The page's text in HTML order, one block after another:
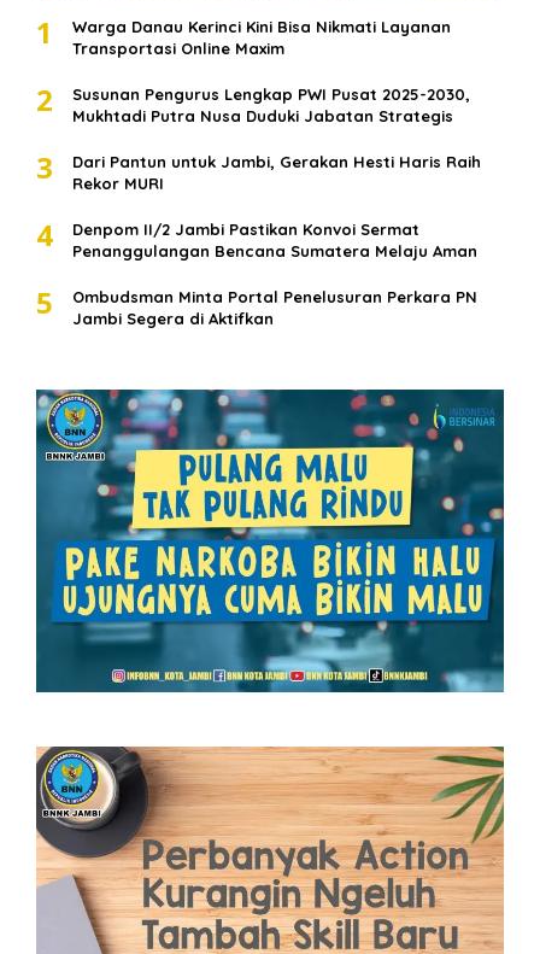
1
Warga Danau Kerinci Kini Bisa Nikmati Layanan
Transportasi Online Maxim
2
Susunan Pengurus Lengkap PWI Pusat 2025-2030,
Mukhtadi Putra Nusa Duduki Jabatan Strategis
3
Dari Pantun untuk Jambi, Gerakan Hesti Haris Raih
Rekor MURI
4
Denpom II/2 Jambi Pastikan Konvoi Sermat
Penanggulangan Bencana Sumatera Melaju Aman
5
Ombudsman Minta Portal Penelusuran Perkara PN
Jambi Segera di Aktifkan